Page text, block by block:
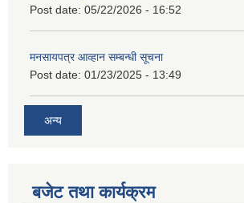
Post date: 05/22/2026 - 16:52
मनसायपत्र आव्हान सम्बन्धी सूचना
Post date: 01/23/2025 - 13:49
अन्य
बजेट तथा कार्यक्रम